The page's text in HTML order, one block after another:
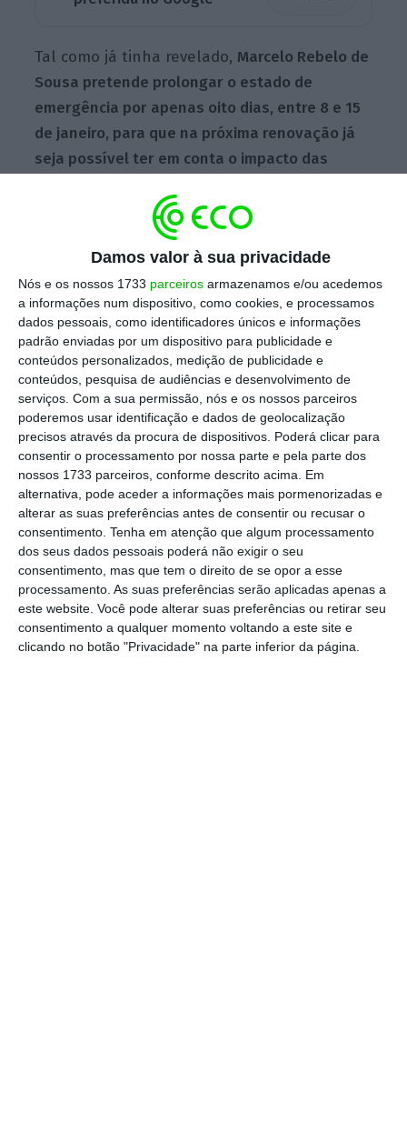
Damos valor à sua privacidade
Nós e os nossos 1733 parceiros armazenamos e/ou acedemos
a informações num dispositivo, como cookies, e processamos
dados pessoais, como identificadores únicos e informações
padrão enviadas por um dispositivo para publicidade e
conteúdos personalizados, medição de publicidade e
conteúdos, pesquisa de audiências e desenvolvimento de
serviços. Com a sua permissão, nós e os nossos parceiros
poderemos usar identificação e dados de geolocalização
precisos através da procura de dispositivos. Poderá clicar para
consentir o processamento por nossa parte e pela parte dos
nossos 1733 parceiros, conforme descrito acima. Em
alternativa, pode aceder a informações mais pormenorizadas e
alterar as suas preferências antes de consentir ou recusar o
consentimento. Tenha em atenção que algum processamento
dos seus dados pessoais poderá não exigir o seu
consentimento, mas que tem o direito de se opor a esse
processamento. As suas preferências serão aplicadas apenas a
este website. Você pode alterar suas preferências ou retirar seu
consentimento a qualquer momento voltando a este site e
clicando no botão "Privacidade" na parte inferior da página.
Tal como já tinha revelado, Marcelo Rebelo de
Sousa pretende prolongar o estado de
emergência por apenas oito dias, entre 8 e 15
de janeiro, para que na próxima renovação já
seja possível ter em conta o impacto das
medidas a tomar para controlar a pandemia
. No dia 12 de janeiro haverá a
reunião do Infarmed com os epidemiologistas
para avaliar a situação.
Emergência prolongada. Presidenciais com medidas
“especiais”
Ler Mais
OPresidente da República deverá divulgar o
decreto presidencial de renovação do estado
de emergência ainda esta terça-feira.Esta
quarta-feira, às 15h, o Parlamento vai discutir
o relatório sobre a aplicação da Declaração
do Estado de Emergência no período de 9 a
23 de dezembro de 2020. Posteriormente, os
deputados vão discutir e votar o pedido de